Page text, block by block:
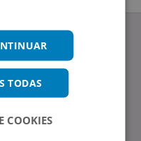
874
TODAS
COOKIES